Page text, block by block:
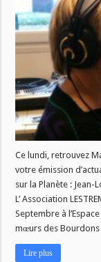
Ce lundi, retrouvez
votre émission
sur la Planète : Jean-
L’ Association
Septembre à
mœurs des
Lire plus